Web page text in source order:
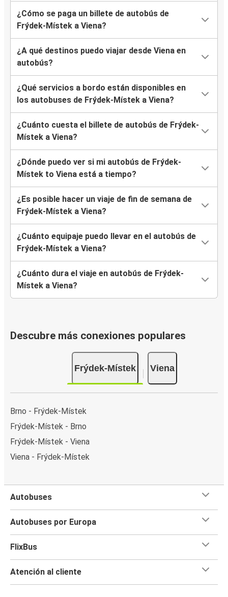
¿Cómo se paga un billete de autobús de
Frýdek-Místek a Viena?
¿A qué destinos puedo viajar desde Viena en
autobús?
¿Qué servicios a bordo están disponibles en
los autobuses de Frýdek-Místek a Viena?
¿Cuánto cuesta el billete de autobús de Frýdek-
Místek a Viena?
¿Dónde puedo ver si mi autobús de Frýdek-
Místek to Viena está a tiempo?
¿Es posible hacer un viaje de fin de semana de
Frýdek-Místek a Viena?
¿Cuánto equipaje puedo llevar en el autobús de
Frýdek-Místek a Viena?
¿Cuánto dura el viaje en autobús de Frýdek-
Místek a Viena?
Descubre más conexiones populares
Frýdek-Místek Viena
Brno - Frýdek-Místek
Frýdek-Místek - Brno
Frýdek-Místek - Viena
Viena - Frýdek-Místek
Autobuses
Autobuses por Europa
FlixBus
Atención al cliente